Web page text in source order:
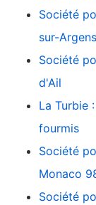
Société
sur-
Société
d'Ail
La Turbie
fourmis
Société
Monaco
Société